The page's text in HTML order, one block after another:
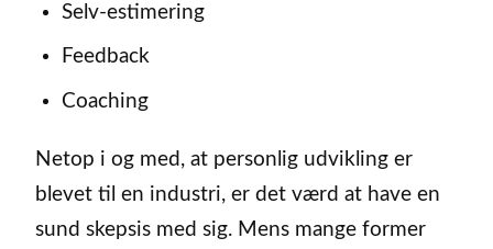
Selv-estimering
Feedback
Coaching
Netop i og med, at personlig udvikling er
blevet til en industri, er det værd at have en
sund skepsis med sig. Mens mange former